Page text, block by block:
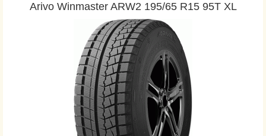
Arivo Winmaster ARW2 195/65 R15 95T XL